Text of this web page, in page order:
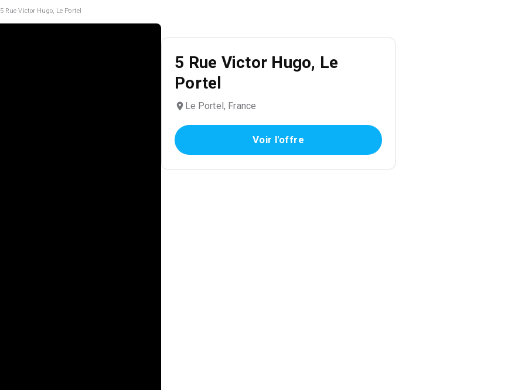
5 Rue Victor Hugo, Le Portel
5 Rue Victor Hugo, Le
Portel
Le Portel, France
Voir l'offre